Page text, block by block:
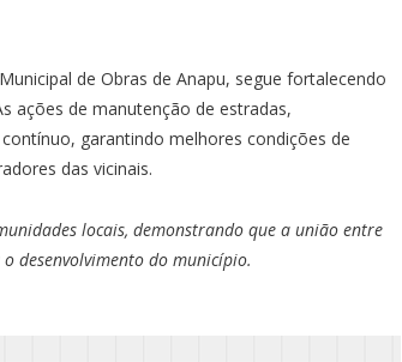
de Obras de Anapu, segue fortalecendo
ações de manutenção de estradas,
garantindo melhores condições de
das vicinais.
locais, demonstrando que a união entre
desenvolvimento do município.